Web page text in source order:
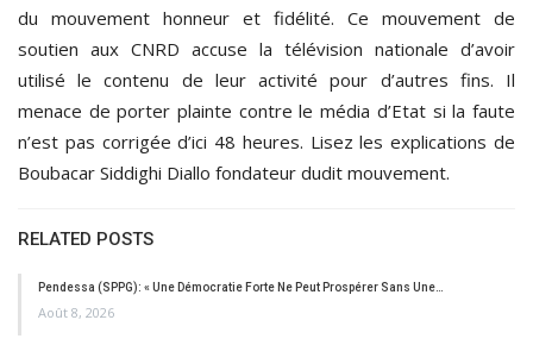
du mouvement honneur et fidélité. Ce mouvement de
soutien aux CNRD accuse la télévision nationale d’avoir
utilisé le contenu de leur activité pour d’autres fins. Il
menace de porter plainte contre le média d’Etat si la faute
n’est pas corrigée d’ici 48 heures. Lisez les explications de
Boubacar Siddighi Diallo fondateur dudit mouvement.
RELATED POSTS
Pendessa (SPPG): « Une Démocratie Forte Ne Peut Prospérer Sans Une…
Août 8, 2026